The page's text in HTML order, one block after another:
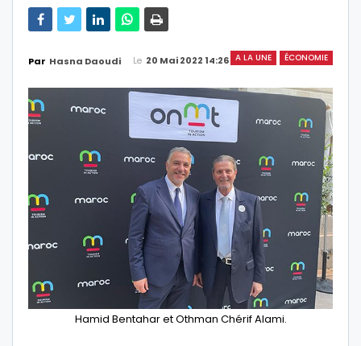
A LA UNE ÉCONOMIE
Par Hasna Daoudi Le 20 Mai 2022 14:26
Hamid Bentahar et Othman Chérif Alami.